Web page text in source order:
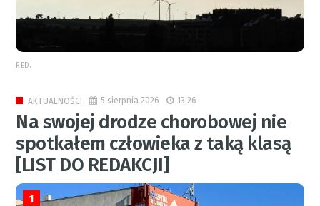
RED.
AKTUALNOŚCI 5 sierpnia 2026 13:26
Na swojej drodze chorobowej nie
spotkałem człowieka z taką klasą
[LIST DO REDAKCJI]
1